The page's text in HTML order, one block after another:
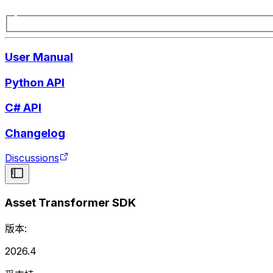
User Manual
Python API
C# API
Changelog
Discussions
Asset Transformer SDK
版本:
2026.4